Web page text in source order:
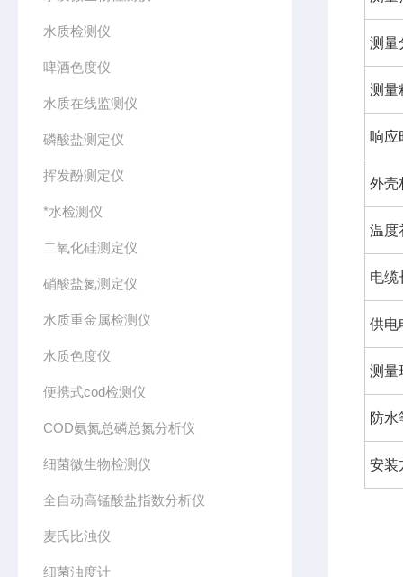
水质检测仪
啤酒色度仪
水质在线监测仪
磷酸盐测定仪
挥发酚测定仪
*水检测仪
二氧化硅测定仪
硝酸盐氮测定仪
水质重金属检测仪
水质色度仪
便携式cod检测仪
COD氨氮总磷总氮分析仪
细菌微生物检测仪
全自动高锰酸盐指数分析仪
麦氏比浊仪
细菌浊度计
测量
测量
响应
外壳
温度
电缆
供电
测量
防水
安装